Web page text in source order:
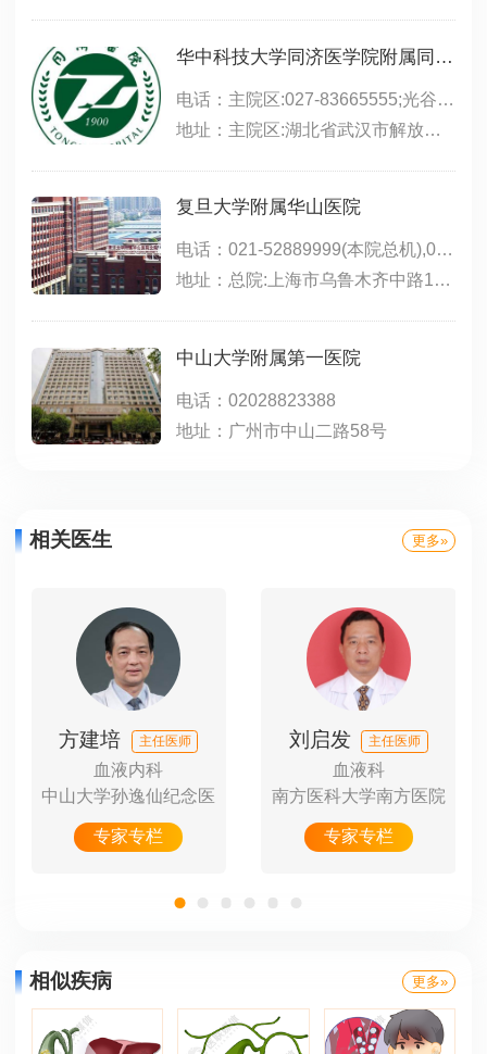
华中科技大学同济医学院附属同济医院
电话：主院区:027-83665555;光谷院区:02763639393;中法新城:027-69378083
地址：主院区:湖北省武汉市解放大道1095号;光谷院区:武汉市东湖新技术开发区高新大道501号,位于东三环线与光谷三路之间,光谷生物城斜对面;中法新城院区:武汉市蔡甸区新天大道288号
复旦大学附属华山医院
电话：021-52889999(本院总机),021-50301999(东院总机),021-50301999转1000(东院咨询电话),021-50309919(东院预约),021-66895999(北院)
地址：总院:上海市乌鲁木齐中路12号;东院:浦东新区红枫路525号（近明月路）;北院:宝山区陆翔路108号（镜泊湖路518号）;江苏路分部:江苏路796号;静安分院:上海市西康路259号(新闸路口);肝病门诊:上海市静安区长乐路1040号;西院:闵行区金光路958号
中山大学附属第一医院
电话：02028823388
地址：广州市中山二路58号
相关医生 更多»
方建培 主任医师
血液内科
中山大学孙逸仙纪念医
专家专栏
刘启发 主任医师
血液科
南方医科大学南方医院
专家专栏
相似疾病 更多»